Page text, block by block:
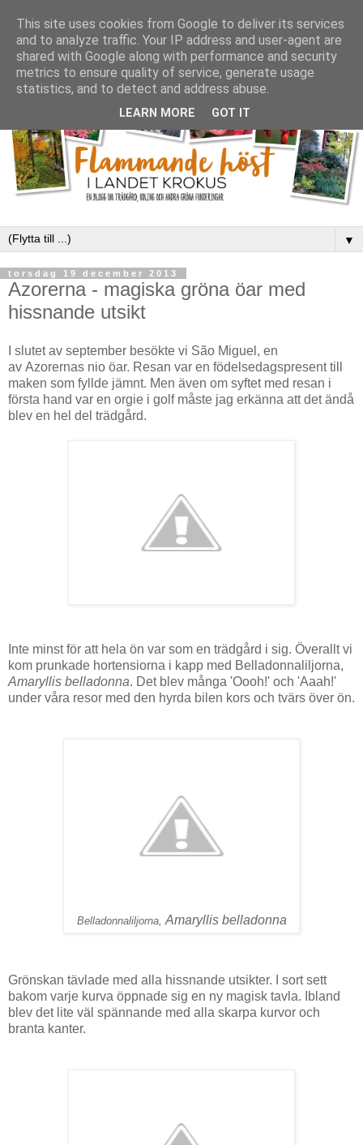
▼
torsdag 19 december 2013
Azorerna - magiska gröna öar med
hissnande utsikt
I slutet av september besökte vi São Miguel, en
av Azorernas nio öar. Resan var en födelsedagspresent till
maken som fyllde jämnt. Men även om syftet med resan i
första hand var en orgie i golf måste jag erkänna att det ändå
blev en hel del trädgård.
Inte minst för att hela ön var som en trädgård i sig. Överallt vi
kom prunkade hortensiorna i kapp med Belladonnaliljorna,
Amaryllis belladonna. Det blev många 'Oooh!' och 'Aaah!'
under våra resor med den hyrda bilen kors och tvärs över ön.
Belladonnaliljorna, Amaryllis belladonna
Grönskan tävlade med alla hissnande utsikter. I sort sett
bakom varje kurva öppnade sig en ny magisk tavla. Ibland
blev det lite väl spännande med alla skarpa kurvor och
branta kanter.
This site uses cookies from Google to deliver its services
and to analyze traffic. Your IP address and user-agent are
shared with Google along with performance and security
metrics to ensure quality of service, generate usage
statistics, and to detect and address abuse.
LEARN MORE GOT IT